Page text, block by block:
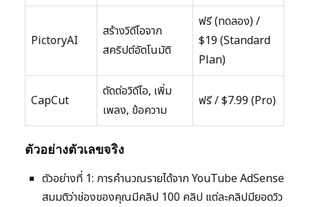
PictoryAI
สร้างวิดีโอจาก
สคริปต์อัตโนมัติ
ฟรี (ทดลอง) /
$19 (Standard
Plan)
CapCut
ตัดต่อวิดีโอ, เพิ่ม
เพลง, ข้อความ
ฟรี / $7.99 (Pro)
ตัวอย่างตัวเลขจริง
ตัวอย่างที่ 1: การคำนวณรายได้จาก YouTube AdSense
สมมติว่าช่องของคุณมีคลิป 100 คลิป แต่ละคลิปมียอดวิว